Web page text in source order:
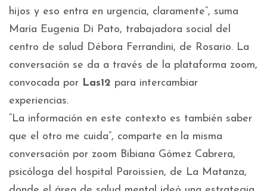
hijos y eso entra en urgencia, claramente”, suma
María Eugenia Di Pato, trabajadora social del
centro de salud Débora Ferrandini, de Rosario. La
conversación se da a través de la plataforma zoom,
convocada por Las12 para intercambiar
experiencias.
“La información en este contexto es también saber
que el otro me cuida”, comparte en la misma
conversación por zoom Bibiana Gómez Cabrera,
psicóloga del hospital Paroissien, de La Matanza,